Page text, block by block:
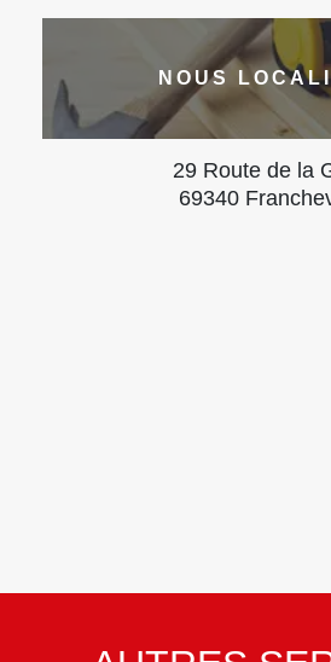
NOUS
29 Route de la
69340